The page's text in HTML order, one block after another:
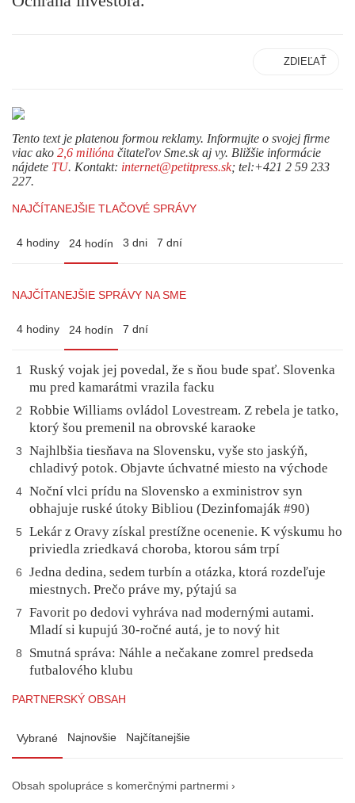
ZDIEĽAŤ
Tento text je platenou formou reklamy. Informujte o svojej firme
viac ako 2,6 milióna čitateľov Sme.sk aj vy. Bližšie informácie
nájdete TU. Kontakt: internet@petitpress.sk; tel:+421 2 59 233
227.
NAJČÍTANEJŠIE TLAČOVÉ SPRÁVY
4 hodiny 24 hodín 3 dni 7 dní
NAJČÍTANEJŠIE SPRÁVY NA SME
4 hodiny 24 hodín 7 dní
1
Ruský vojak jej povedal, že s ňou bude spať. Slovenka
mu pred kamarátmi vrazila facku
2
Robbie Williams ovládol Lovestream. Z rebela je tatko,
ktorý šou premenil na obrovské karaoke
3
Najhlbšia tiesňava na Slovensku, vyše sto jaskýň,
chladivý potok. Objavte úchvatné miesto na východe
4 Noční vlci prídu na Slovensko a exministrov syn
obhajuje ruské útoky Bibliou (Dezinfomaják #90)
5
Lekár z Oravy získal prestížne ocenenie. K výskumu ho
priviedla zriedkavá choroba, ktorou sám trpí
6
Jedna dedina, sedem turbín a otázka, ktorá rozdeľuje
miestnych. Prečo práve my, pýtajú sa
7
Favorit po dedovi vyhráva nad modernými autami.
Mladí si kupujú 30-ročné autá, je to nový hit
8
Smutná správa: Náhle a nečakane zomrel predseda
futbalového klubu
PARTNERSKÝ OBSAH
Vybrané Najnovšie Najčítanejšie
Obsah spolupráce s komerčnými partnermi ›